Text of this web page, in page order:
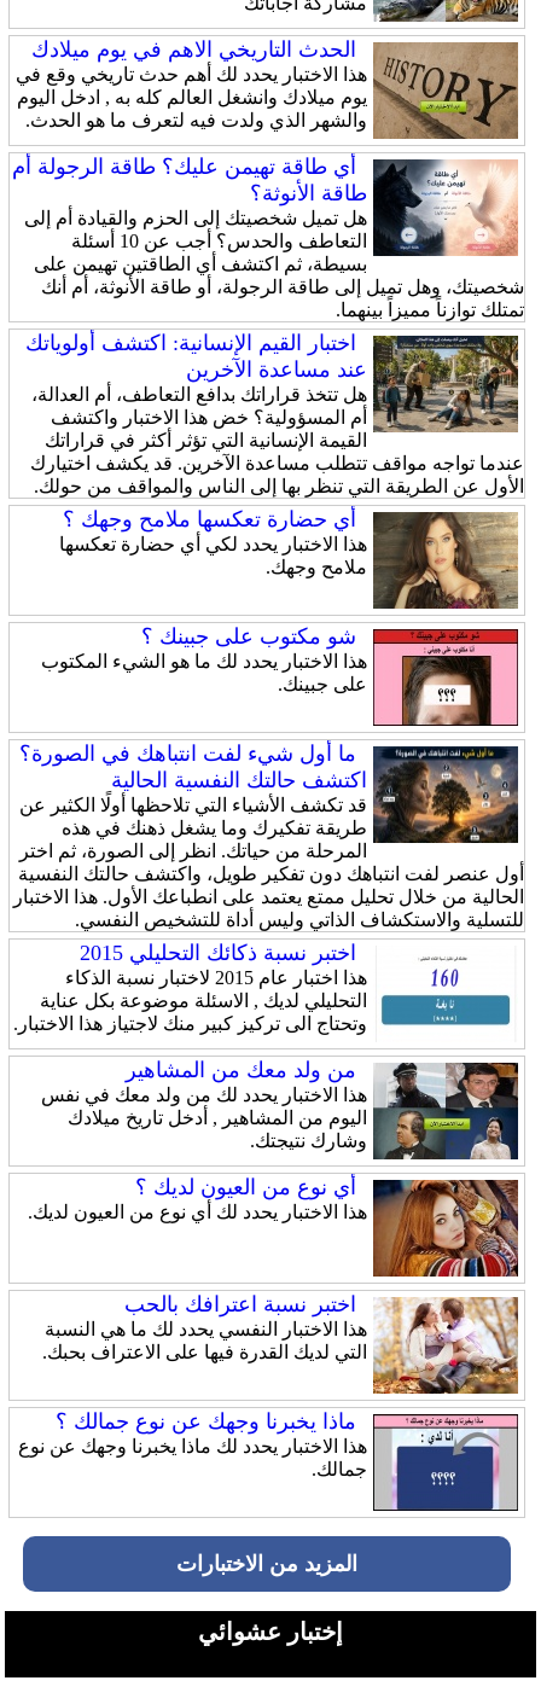
الحدث التاريخي الاهم في يوم ميلادك
هذا الاختبار يحدد لك أهم حدث تاريخي وقع في
يوم ميلادك وانشغل العالم كله به , ادخل اليوم
والشهر الذي ولدت فيه لتعرف ما هو الحدث.
أي طاقة تهيمن عليك؟ طاقة الرجولة أم
طاقة الأنوثة؟
هل تميل شخصيتك إلى الحزم والقيادة أم إلى
التعاطف والحدس؟ أجب عن 10 أسئلة
بسيطة، ثم اكتشف أي الطاقتين تهيمن على
شخصيتك، وهل تميل إلى طاقة الرجولة، أو طاقة الأنوثة، أم أنك
تمتلك توازناً مميزاً بينهما.
اختبار القيم الإنسانية: اكتشف أولوياتك
عند مساعدة الآخرين
هل تتخذ قراراتك بدافع التعاطف، أم العدالة،
أم المسؤولية؟ خض هذا الاختبار واكتشف
القيمة الإنسانية التي تؤثر أكثر في قراراتك
عندما تواجه مواقف تتطلب مساعدة الآخرين. قد يكشف اختيارك
الأول عن الطريقة التي تنظر بها إلى الناس والمواقف من حولك.
أي حضارة تعكسها ملامح وجهك ؟
هذا الاختبار يحدد لكي أي حضارة تعكسها
ملامح وجهك.
شو مكتوب على جبينك ؟
هذا الاختبار يحدد لك ما هو الشيء المكتوب
على جبينك.
ما أول شيء لفت انتباهك في الصورة؟
اكتشف حالتك النفسية الحالية
قد تكشف الأشياء التي تلاحظها أولًا الكثير عن
طريقة تفكيرك وما يشغل ذهنك في هذه
المرحلة من حياتك. انظر إلى الصورة، ثم اختر
أول عنصر لفت انتباهك دون تفكير طويل، واكتشف حالتك النفسية
الحالية من خلال تحليل ممتع يعتمد على انطباعك الأول. هذا الاختبار
للتسلية والاستكشاف الذاتي وليس أداة للتشخيص النفسي.
اختبر نسبة ذكائك التحليلي 2015
هذا اختبار عام 2015 لاختبار نسبة الذكاء
التحليلي لديك , الاسئلة موضوعة بكل عناية
وتحتاج الى تركيز كبير منك لاجتياز هذا الاختبار.
من ولد معك من المشاهير
هذا الاختبار يحدد لك من ولد معك في نفس
اليوم من المشاهير , أدخل تاريخ ميلادك
وشارك نتيجتك.
أي نوع من العيون لديك ؟
هذا الاختبار يحدد لك أي نوع من العيون لديك.
اختبر نسبة اعترافك بالحب
هذا الاختبار النفسي يحدد لك ما هي النسبة
التي لديك القدرة فيها على الاعتراف بحبك.
ماذا يخبرنا وجهك عن نوع جمالك ؟
هذا الاختبار يحدد لك ماذا يخبرنا وجهك عن نوع
جمالك.
المزيد من الاختبارات
إختبار عشوائي